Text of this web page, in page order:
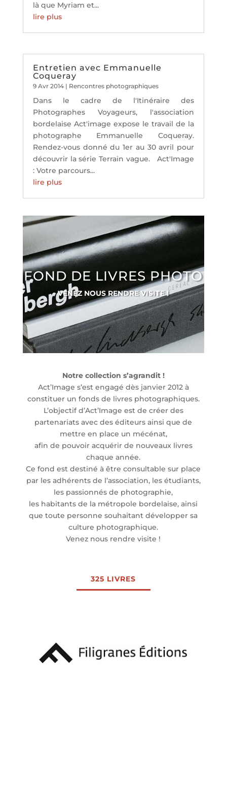
là que Myriam et...
lire plus
Entretien avec Emmanuelle
Coqueray
9 Avr 2014| Rencontres photographiques
Dans le cadre de l'Itinéraire des
Photographes Voyageurs, l'association
bordelaise Act'image expose le travail de la
photographe Emmanuelle Coqueray.
Rendez-vous donné du 1er au 30 avril pour
découvrir la série Terrain vague. Act'Image
: Votre parcours...
lire plus
FOND DE LIVRES PHOTO
VENEZ NOUS RENDRE VISITE !
Notre collection s’agrandit !
Act’Image s’est engagé dès janvier 2012 à
constituer un fonds de livres photographiques.
L’objectif d’Act’Image est de créer des
partenariats avec des éditeurs ainsi que de
mettre en place un mécénat,
afin de pouvoir acquérir de nouveaux livres
chaque année.
Ce fond est destiné à être consultable sur place
par les adhérents de l’association, les étudiants,
les passionnés de photographie,
les habitants de la métropole bordelaise, ainsi
que toute personne souhaitant développer sa
culture photographique.
Venez nous rendre visite !
325 LIVRES